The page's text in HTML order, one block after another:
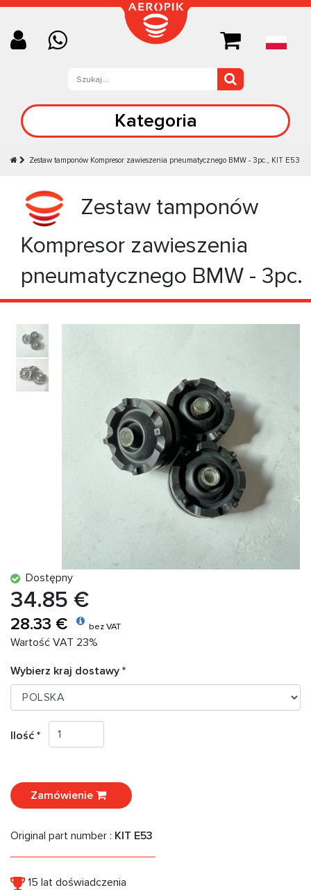
Kategoria
Zestaw tamponów Kompresor zawieszenia pneumatycznego BMW - 3pc., KIT E53
Zestaw tamponów
Kompresor zawieszenia
pneumatycznego BMW - 3pc.
Dostępny
34.85 €
28.33 € bez VAT
Wartość VAT 23%
Wybierz kraj dostawy *
Ilość *
Zamówienie
Original part number : KIT E53
15 lat doświadczenia